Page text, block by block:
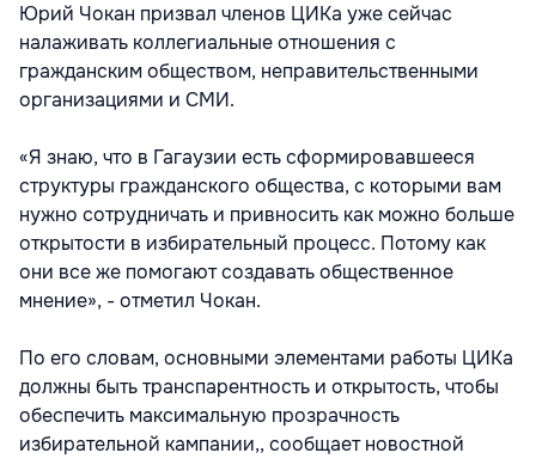
Юрий Чокан призвал членов ЦИКа уже сейчас
налаживать коллегиальные отношения с
гражданским обществом, неправительственными
организациями и СМИ.
«Я знаю, что в Гагаузии есть сформировавшееся
структуры гражданского общества, с которыми вам
нужно сотрудничать и привносить как можно больше
открытости в избирательный процесс. Потому как
они все же помогают создавать общественное
мнение», - отметил Чокан.
По его словам, основными элементами работы ЦИКа
должны быть транспарентность и открытость, чтобы
обеспечить максимальную прозрачность
избирательной кампании,, сообщает новостной